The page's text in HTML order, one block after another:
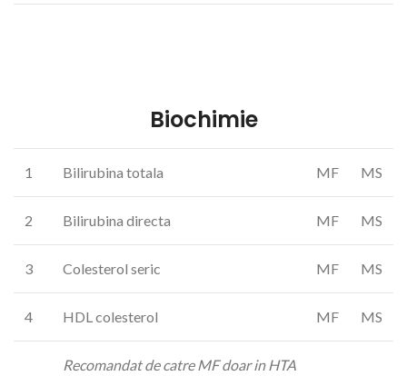
Biochimie
1 Bilirubina totala MF MS
2 Bilirubina directa MF MS
3 Colesterol seric MF MS
4 HDL colesterol MF MS
Recomandat de catre MF doar in HTA